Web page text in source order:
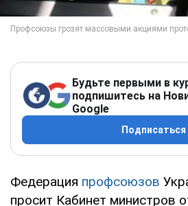
Будьте первыми в
подпишитесь на
Google
Подписаться
Федерация профсоюзов
просит Кабинет министров